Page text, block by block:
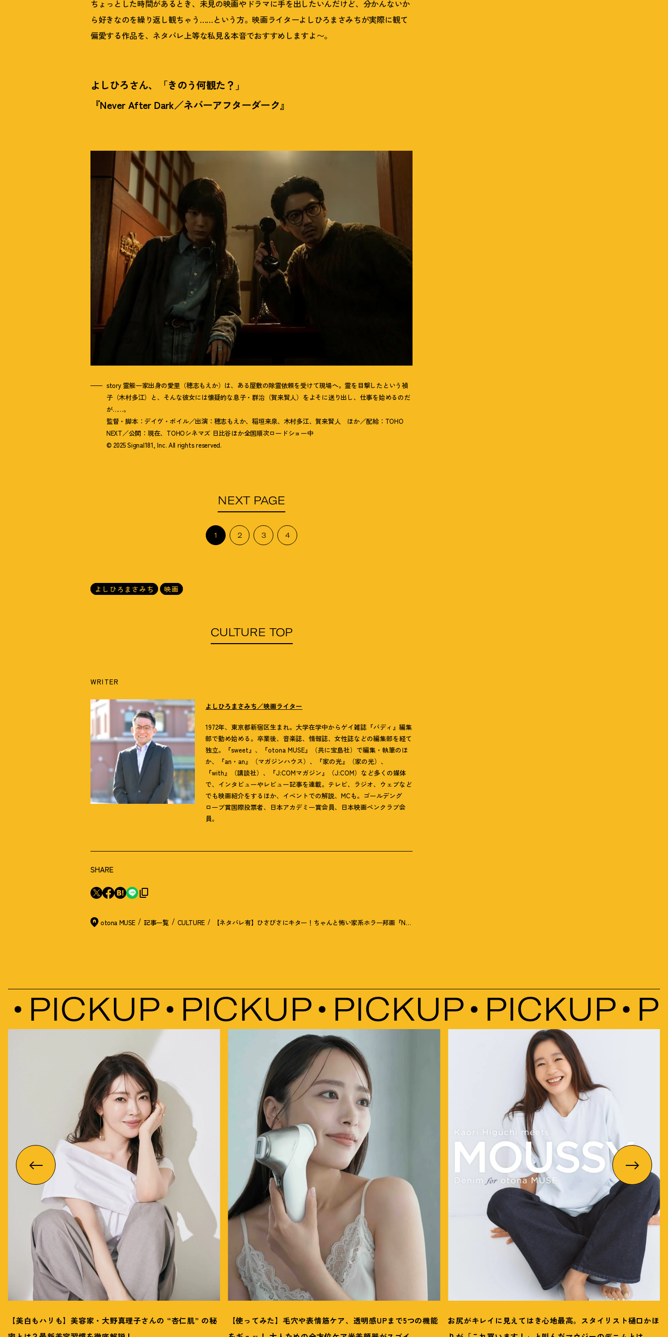
ちょっとした時間があるとき、未見の映画やドラマに手を出したいんだけど、分かんないか
ら好きなのを繰り返し観ちゃう……という方。映画ライターよしひろまさみちが実際に観て
偏愛する作品を、ネタバレ上等な私見＆本音でおすすめしますよ〜。
よしひろさん、「きのう何観た ？ 」
『Never After Dark／ネバーアフターダーク』
story 霊能一家出身の愛里（穂志もえか）は、ある屋敷の除霊依頼を受けて現場へ。霊を目撃したという禎
子（木村多江）と、そんな彼女には懐疑的な息子・群治（賀来賢人）をよそに送り出し、仕事を始めるのだ
が……。
監督・脚本：デイヴ・ボイル／出演：穂志もえか、稲垣来泉、木村多江、賀来賢人 ほか／配給：TOHO
NEXT／公開：現在、TOHOシネマズ 日比谷ほか全国順次ロードショー中
© 2025 Signal181, Inc. All rights reserved.
NEXT PAGE
1 2 3 4
よしひろまさみち 映画
CULTURE TOP
WRITER
よしひろまさみち／映画ライター
1972年、東京都新宿区生まれ。大学在学中からゲイ雑誌『バディ』編集
部で勤め始める。卒業後、音楽誌、情報誌、女性誌などの編集部を経て
独立。『sweet』、『otona MUSE』（共に宝島社）で編集・執筆のほ
か、『an・an』（マガジンハウス）、『家の光』（家の光）、
『with』（講談社）、『J:COMマガジン』（J:COM）など多くの媒体
で、インタビューやレビュー記事を連載。テレビ、ラジオ、ウェブなど
でも映画紹介をするほか、イベントでの解説、MCも。ゴールデング
ローブ賞国際投票者、日本アカデミー賞会員、日本映画ペンクラブ会
員。
SHARE
otona MUSE 記事一覧 CULTURE 【ネタバレ有】ひさびさにキター ！ ちゃんと怖い家系ホラー邦画『Never After Dark／ネバーアフターダーク』
PICKUP PICKUP PICKUP
【美白もハリも】美容家・大野真理子さんの “杏仁肌” の秘
【使ってみた】毛穴や表情筋ケア、透明感UPまで5つの機能
お尻がキレイに見えてはき心地最高。スタイリスト樋口かほ